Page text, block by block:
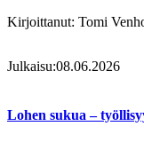
Kirjoittanut: Tomi
Julkaisu:08.06.2026
Lohen sukua –